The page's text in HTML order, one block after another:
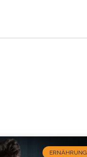
ERNÄHRUNG